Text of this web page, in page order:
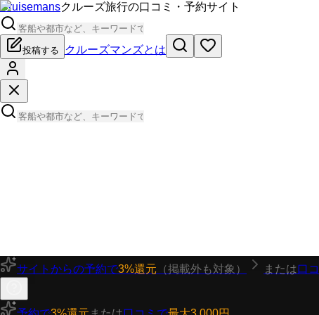
Cruisemansクルーズ旅行の口コミ・予約サイト
投稿する クルーズマンズとは
サイトからの予約で3%還元 （掲載外も対象） または口